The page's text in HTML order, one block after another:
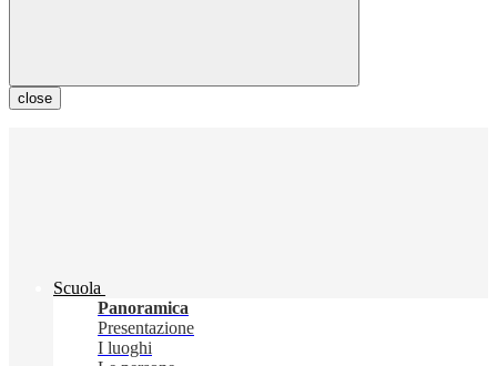
close
Scuola
Panoramica
Presentazione
I luoghi